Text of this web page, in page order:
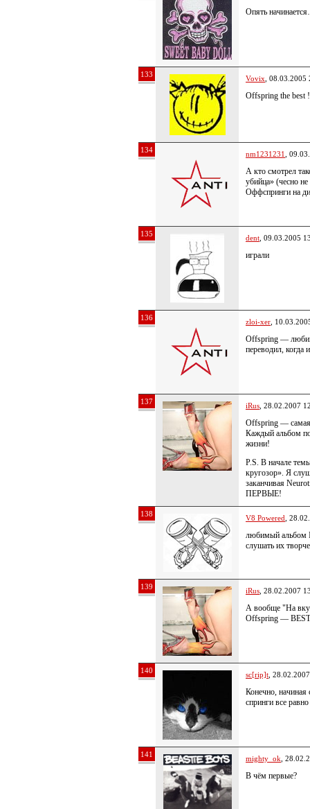
Опять
133 Vovix , 08.03.2005
Offspring the best
134 nm1231231 ,
А кто смотрел
убийца» (чесно
Оффспринги на
135 dent , 09.03.2005
играли
136 zloi-xer ,
Offspring —
переводил, когда
137 iRus , 28.02.2007
Offspring — самая
Каждый альбом
жизни!
P.S. В начале
кругозор». Я
заканчивая
ПЕРВЫЕ!
138 V8 Powered ,
любимый альбом
слушать их
139 iRus , 28.02.2007
А вообще "На
Offspring —
140 sc[rip]t ,
Конечно,
спринги все
141 mighty_ok ,
В чём первые?